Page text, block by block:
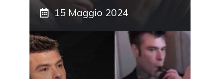
15 Maggio 2024